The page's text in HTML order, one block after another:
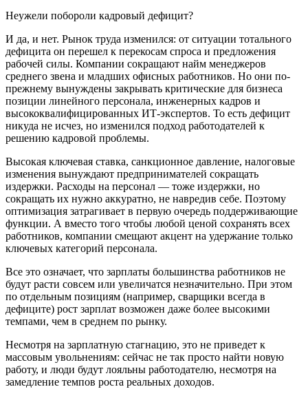
Неужели побороли кадровый дефицит?
И да, и нет. Рынок труда изменился: от ситуации тотального
дефицита он перешел к перекосам спроса и предложения
рабочей силы. Компании сокращают найм менеджеров
среднего звена и младших офисных работников. Но они по-
прежнему вынуждены закрывать критические для бизнеса
позиции линейного персонала, инженерных кадров и
высококвалифицированных ИТ-экспертов. То есть дефицит
никуда не исчез, но изменился подход работодателей к
решению кадровой проблемы.
Высокая ключевая ставка, санкционное давление, налоговые
изменения вынуждают предпринимателей сокращать
издержки. Расходы на персонал — тоже издержки, но
сокращать их нужно аккуратно, не навредив себе. Поэтому
оптимизация затрагивает в первую очередь поддерживающие
функции. А вместо того чтобы любой ценой сохранять всех
работников, компании смещают акцент на удержание только
ключевых категорий персонала.
Все это означает, что зарплаты большинства работников не
будут расти совсем или увеличатся незначительно. При этом
по отдельным позициям (например, сварщики всегда в
дефиците) рост зарплат возможен даже более высокими
темпами, чем в среднем по рынку.
Несмотря на зарплатную стагнацию, это не приведет к
массовым увольнениям: сейчас не так просто найти новую
работу, и люди будут лояльны работодателю, несмотря на
замедление темпов роста реальных доходов.